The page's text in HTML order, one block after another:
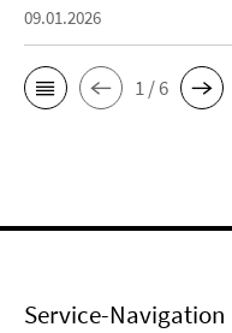
09.01.2026
1 / 6
Service-Navigation